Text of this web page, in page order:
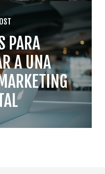
PARA
A UNA